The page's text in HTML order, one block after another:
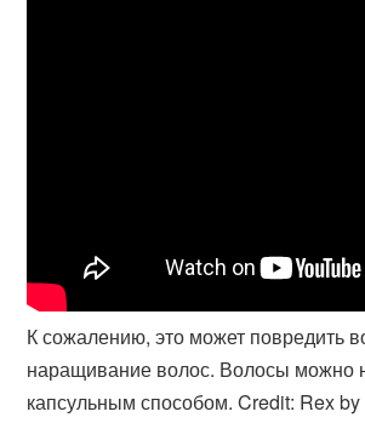
К сожалению, это может повредить
наращивание волос. Волосы можно
капсульным способом. Credit: Rex by